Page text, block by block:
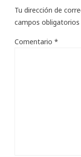
Tu dirección de
campos
Comentario *